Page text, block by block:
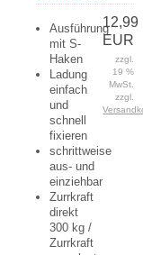
Ausführung
mit S-
Haken
Ladung
einfach
und
schnell
fixieren
schrittweise
aus- und
einziehbar
Zurrkraft
direkt
300 kg /
Zurrkraft
12,99
EUR
zzgl.
19 %
MwSt.
zzgl.